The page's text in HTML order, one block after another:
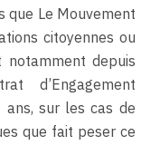
que Le Mouvement
citoyennes ou
notamment depuis
d’Engagement
ans, sur les cas de
que fait peser ce